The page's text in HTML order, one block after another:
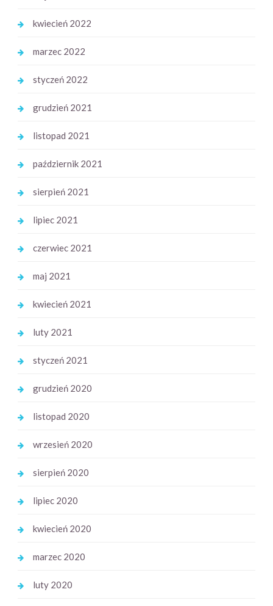
kwiecień 2022
marzec 2022
styczeń 2022
grudzień 2021
listopad 2021
październik 2021
sierpień 2021
lipiec 2021
czerwiec 2021
maj 2021
kwiecień 2021
luty 2021
styczeń 2021
grudzień 2020
listopad 2020
wrzesień 2020
sierpień 2020
lipiec 2020
kwiecień 2020
marzec 2020
luty 2020